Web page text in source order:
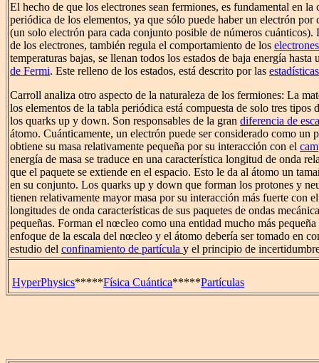
El hecho de que los electrones sean fermiones, es fundamental en la
periódica de los elementos, ya que sólo puede haber un electrón por
(un solo electrón para cada conjunto posible de números cuánticos).
de los electrones, también regula el comportamiento de los
temperaturas bajas, se llenan todos los estados de baja energía
de Fermi. Este relleno de los estados, está descrito por las
Carroll analiza otro aspecto de la naturaleza de los fermiones: La
los elementos de la tabla periódica está compuesta de solo tres tipos
los quarks up y down. Son responsables de la gran diferencia de
átomo. Cuánticamente, un electrón puede ser considerado como un
obtiene su masa relativamente pequeña por su interacción con el
energía de masa se traduce en una característica longitud de onda
que el paquete se extiende en el espacio. Esto le da al átomo un
en su conjunto. Los quarks up y down que forman los protones y
tienen relativamente mayor masa por su interacción más fuerte con
longitudes de onda características de sus paquetes de ondas
pequeñas. Forman el nœcleo como una entidad mucho más
enfoque de la escala del nœcleo y el átomo debería ser tomado en
estudio del confinamiento de partícula y el principio de
HyperPhysics*****Física Cuántica*****Partículas